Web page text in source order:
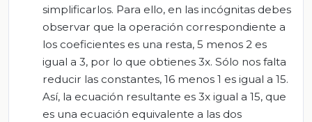
simplificarlos. Para ello, en las incógnitas debes
observar que la operación correspondiente a
los coeficientes es una resta, 5 menos 2 es
igual a 3, por lo que obtienes 3x. Sólo nos falta
reducir las constantes, 16 menos 1 es igual a 15.
Así, la ecuación resultante es 3x igual a 15, que
es una ecuación equivalente a las dos